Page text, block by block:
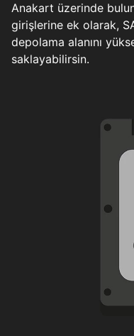
Anakart üzerinde
girişlerine ek olarak,
depolama alanını
saklayabilirsin.